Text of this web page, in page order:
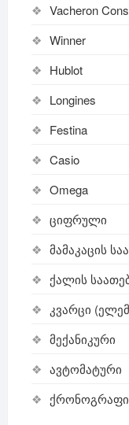
Vacheron
Winner
Hublot
Longines
Festina
Casio
Omega
ციფრული
მამაკაცის
ქალის
კვარცი
მექანიკური
ავტომატური
ქრონოგრაფი